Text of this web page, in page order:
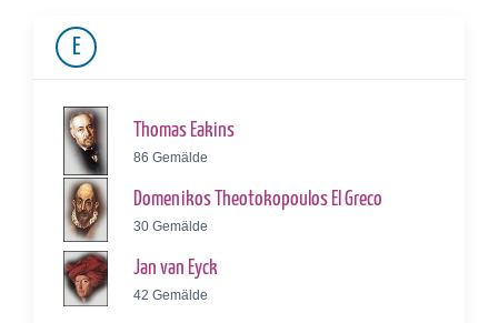
E
Thomas Eakins
86 Gemälde
Domenikos Theotokopoulos El Greco
30 Gemälde
Jan van Eyck
42 Gemälde